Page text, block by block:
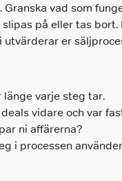
Granska vad som
på eller tas bort.
utvärderar er
länge varje steg tar.
vidare och var
ni affärerna?
i processen